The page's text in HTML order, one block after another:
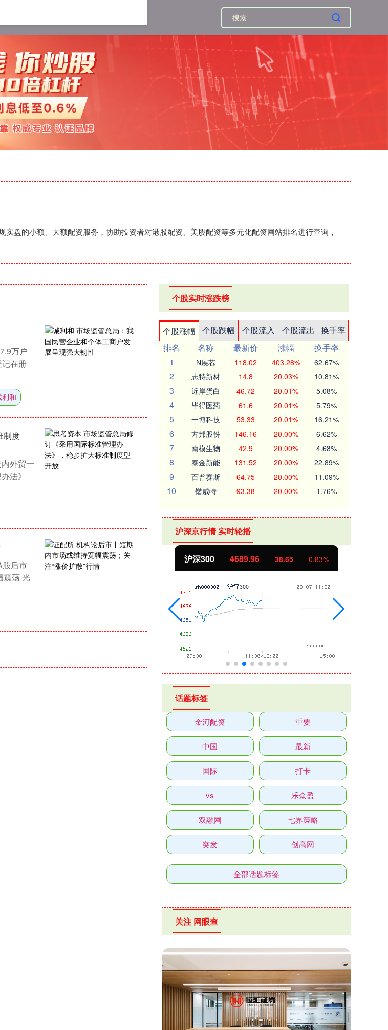
盘的小额、大额配资服务，协助投资者对港股配资、美股配资等多元化配资网站排名进行查询，
万户
在册
利和
制度
外贸一
法》
股后市
震荡 光
个股实时涨跌榜
个股涨幅 个股跌幅 个股流入 个股流出
换手率
排名
名称 最新价 涨幅
换手率
1
N展芯 118.02 403.28% 62.67%
2 志特新材 14.8 20.03% 10.81%
3 近岸蛋白 46.72 20.01% 5.08%
4 毕得医药 61.6 20.01% 5.79%
5 一博科技 53.33 20.01% 16.21%
6 方邦股份 146.16 20.00% 6.62%
7 南模生物 42.9 20.00% 4.68%
8 泰金新能 131.52 20.00% 22.89%
9 百普赛斯 64.75 20.00% 11.09%
10 锴威特 93.38 20.00% 1.76%
沪深京行情 实时轮播
证成指 14295.08 184.96 1.31% 沪深300 4689.96 38.65 0.83%
话题标签
金河配资 重要
中国 最新
国际 打卡
vs 乐众盈
双融网 七界策略
突发 创高网
全部话题标签
关注 网眼查